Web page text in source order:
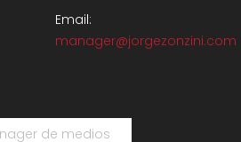
Email:
manager@jorgezonzini.com